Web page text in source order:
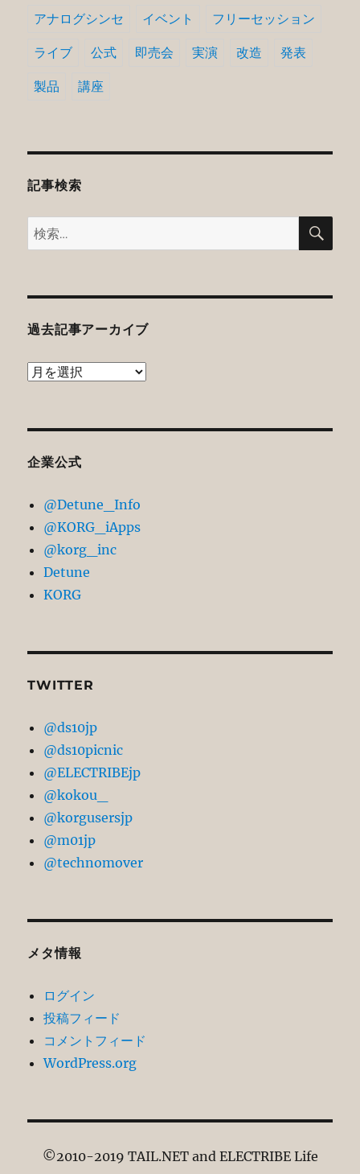
アナログシンセ イベント フリーセッション
ライブ 公式 即売会 実演 改造 発表
製品 講座
記事検索
検
索:
検
過去記事アーカイブ
過
ア
カ
イ
ブ
企業公式
@Detune_Info
@KORG_iApps
@korg_inc
Detune
KORG
TWITTER
@ds10jp
@ds10picnic
@ELECTRIBEjp
@kokou_
@korgusersjp
@m01jp
@technomover
メタ情報
ログイン
投稿フィード
コメントフィード
WordPress.org
©2010-2019 TAIL.NET and ELECTRIBE Life